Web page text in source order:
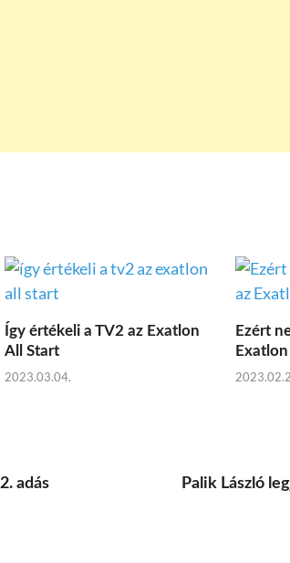
Így értékeli a TV2 az Exatlon
All Start
2023.03.04.
Ezért
adás
Palik László